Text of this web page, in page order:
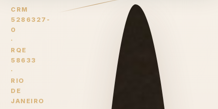
CRM
5286327-
0
·
RQE
58633
·
RIO
DE
JANEIRO